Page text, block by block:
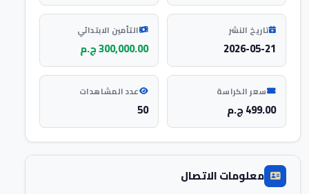
تاريخ النشر
2026-05-21
التأمين الابتدائي
300,000.00 ج.م
سعر الكراسة
499.00 ج.م
عدد المشاهدات
50
معلومات الاتصال